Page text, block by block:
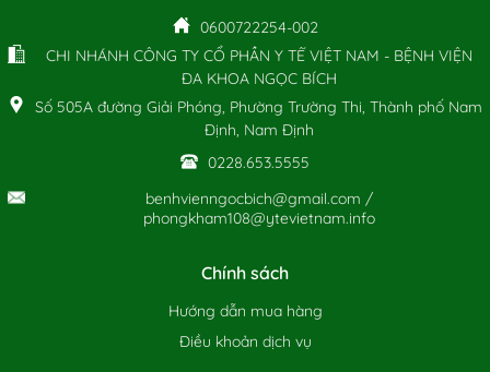
0600722254-002
CHI NHÁNH CÔNG TY CỔ PHẦN Y TẾ VIỆT NAM - BỆNH VIỆN
ĐA KHOA NGỌC BÍCH
Số 505A đường Giải Phóng, Phường Trường Thi, Thành phố Nam
Định, Nam Định
0228.653.5555
benhvienngocbich@gmail.com /
phongkham108@ytevietnam.info
Chính sách
Hướng dẫn mua hàng
Điều khoản dịch vụ